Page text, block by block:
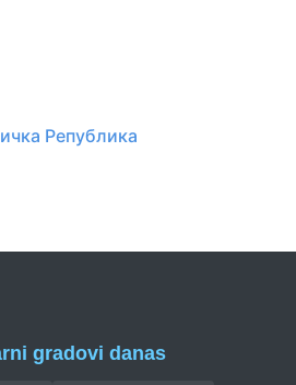
Република
gradovi danas